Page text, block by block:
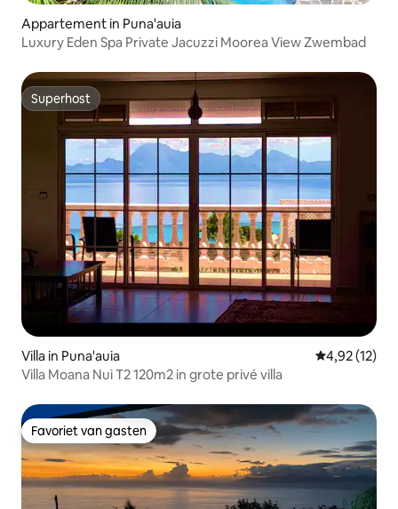
Appartement in Puna'auia
Luxury Eden Spa Private Jacuzzi Moorea View Zwembad
Superhost
Superhost
Villa in Puna'auia Gemiddelde
4,92 (12)
Villa Moana Nui T2 120m2 in grote privé villa
Favoriet van gasten
Favoriet van gasten